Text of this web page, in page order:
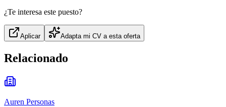
¿Te interesa este puesto?
Aplicar Adapta mi CV a esta oferta
Relacionado
Auren Personas